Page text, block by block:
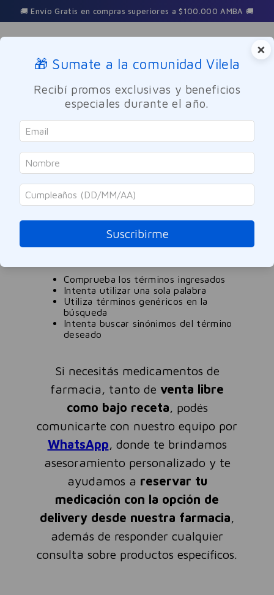
🚚 Envío Gratis en compras superiores a $100.000 AMBA 🚚
Buscar
clip-con-cadena-celeste-chicco-8022683
OOPS!
No encontramos ningún resultado para
¿Qué debo hacer?
Comprueba los términos ingresados
Intenta utilizar una sola palabra
Utiliza términos genéricos en la
búsqueda
Intenta buscar sinónimos del término
deseado
Si necesitás medicamentos de
farmacia, tanto de venta libre
como bajo receta, podés
comunicarte con nuestro equipo por
WhatsApp, donde te brindamos
asesoramiento personalizado y te
ayudamos a reservar tu
medicación con la opción de
delivery desde nuestra farmacia,
además de responder cualquier
consulta sobre productos específicos.
×
🎁 Sumate a la comunidad Vilela
Recibí promos exclusivas y beneficios
especiales durante el año.
Suscribirme